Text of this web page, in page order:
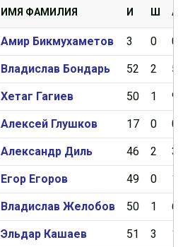
ИМЯ ФАМИЛИЯ И Ш А
Амир Бикмухаметов 3 0 0
Владислав Бондарь 52 2 5
Хетаг Гагиев 50 1 9
Алексей Глушков 17 0 0
Александр Диль 46 2 3
Егор Егоров 49 0 11
Владислав Желобов 50 1 6
Эльдар Кашаев 51 3 10